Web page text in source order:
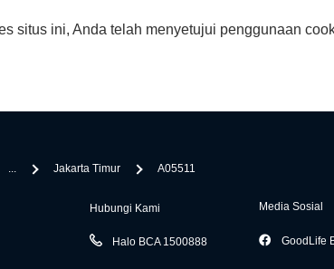
situs ini, Anda telah menyetujui penggunaan
... Jakarta Timur A05511
Hubungi Kami
Halo BCA 1500888
Media Sosial
GoodLife